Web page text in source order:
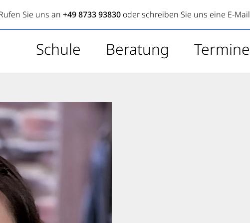
Sie uns an +49 8733 93830 oder schreiben Sie uns eine E-Mail
Schule Beratung Termine